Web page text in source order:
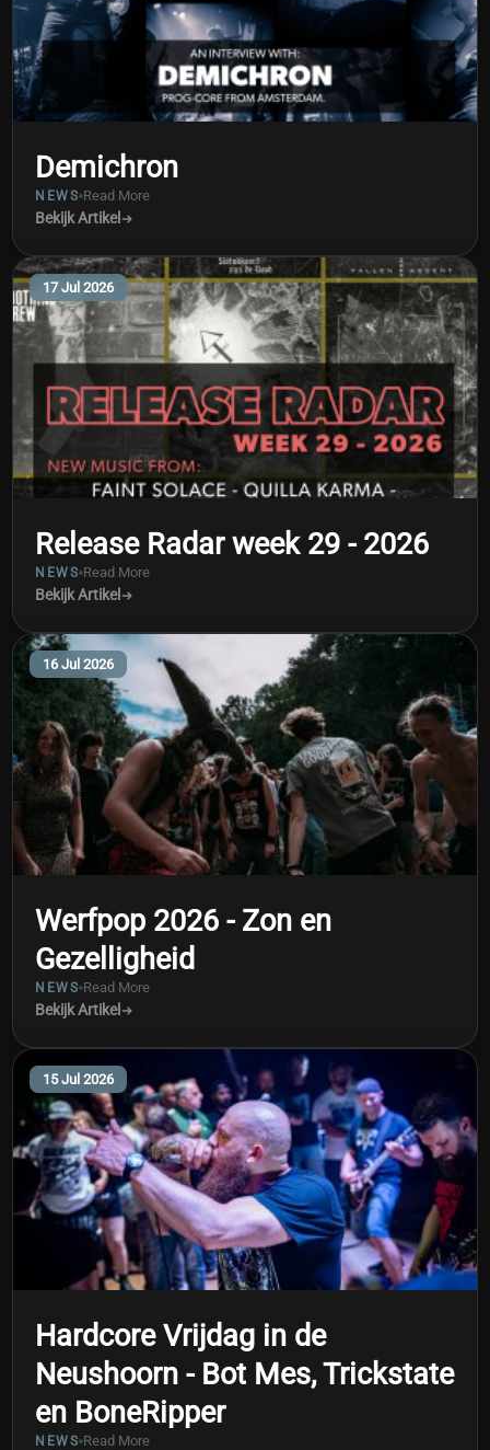
Demichron
NEWS Read More
Bekijk Artikel
17 Jul 2026
Release Radar week 29 - 2026
NEWS Read More
Bekijk Artikel
16 Jul 2026
Werfpop 2026 - Zon en
Gezelligheid
NEWS Read More
Bekijk Artikel
15 Jul 2026
Hardcore Vrijdag in de
Neushoorn - Bot Mes, Trickstate
en BoneRipper
NEWS Read More